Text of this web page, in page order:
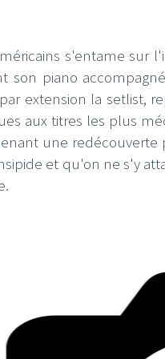
s'entame
son piano
extension la setlist,
aux titres les plus
une
et qu'on ne s'y
LE GROS RIFFIFI
LE